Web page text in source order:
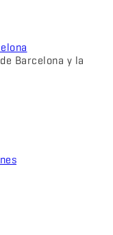
Barcelona y la